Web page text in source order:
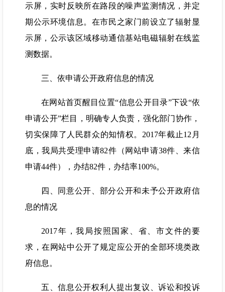
示屏，实时反映所在路段的噪声监测情况，并定
期公示环境信息。在市民之家门前设立了辐射显
示屏，公示该区域移动通信基站电磁辐射在线监
测数据。
三、依申请公开政府信息的情况
在网站首页醒目位置“信息公开目录”下设“依
申请公开”栏目，明确专人负责，强化部门协作，
切实保障了人民群众的知情权。2017年截止12月
底，我局共受理申请82件（网站申请38件、来信
申请44件），办结82件，办结率100%。
四、同意公开、部分公开和未予公开政府信
息的情况
2017年，我局按照国家、省、市文件的要
求，在网站中公开了规定应公开的全部环境类政
府信息。
五、信息公开权利人提出复议、诉讼和投诉